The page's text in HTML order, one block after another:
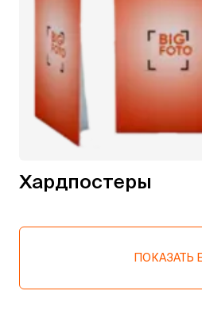
Хардпостеры
ПОКАЗАТЬ